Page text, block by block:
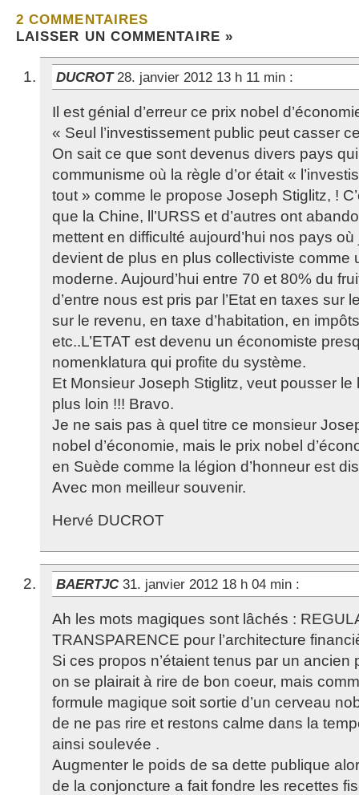
2 COMMENTAIRES
LAISSER UN COMMENTAIRE »
DUCROT28. janvier 2012 13 h 11 min :
Il est génial d’erreur ce prix nobel
« Seul l’investissement public peut casser
On sait ce que sont devenus divers pays
communisme où la règle d’or était «
tout » comme le propose Joseph Stiglitz, !
que la Chine, ll’URSS et d’autres ont
mettent en difficulté aujourd’hui nos pays
devient de plus en plus collectiviste comme
moderne. Aujourd’hui entre 70 et 80% du
d’entre nous est pris par l’Etat en taxes sur
sur le revenu, en taxe d’habitation, en
etc..L’ETAT est devenu un économiste
nomenklatura qui profite du système.
Et Monsieur Joseph Stiglitz, veut pousser
plus loin !!! Bravo.
Je ne sais pas à quel titre ce monsieur
nobel d’économie, mais le prix nobel
en Suède comme la légion d’honneur est
Avec mon meilleur souvenir.
Hervé DUCROT
BAERTJC 31. janvier 2012 18 h 04 min :
Ah les mots magiques sont lâchés :
TRANSPARENCE pour l’architecture
Si ces propos n’étaient tenus par un ancien
on se plairait à rire de bon coeur, mais
formule magique soit sortie d’un cerveau
de ne pas rire et restons calme dans la
ainsi soulevée .
Augmenter le poids de sa dette publique
de la conjoncture a fait fondre les recettes